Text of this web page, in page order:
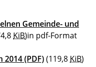
Gemeinde- und
KiB)in pdf-Format
2014(PDF)(119,8 KiB)